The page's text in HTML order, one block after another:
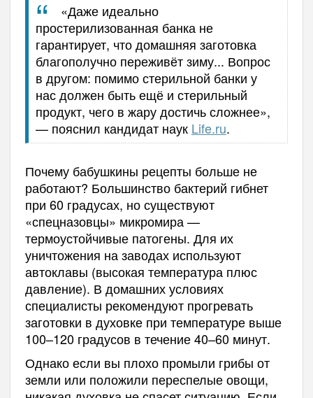
«Даже идеально
простерилизованная банка не
гарантирует, что домашняя заготовка
благополучно переживёт зиму... Вопрос
в другом: помимо стерильной банки у
нас должен быть ещё и стерильный
продукт, чего в жару достичь сложнее»,
— пояснил кандидат наук Life.ru.
Почему бабушкины рецепты больше не
работают? Большинство бактерий гибнет
при 60 градусах, но существуют
«спецназовцы» микромира —
термоустойчивые патогены. Для их
уничтожения на заводах используют
автоклавы (высокая температура плюс
давление). В домашних условиях
специалисты рекомендуют прогревать
заготовки в духовке при температуре выше
100–120 градусов в течение 40–60 минут.
Однако если вы плохо промыли грибы от
земли или положили переспелые овощи,